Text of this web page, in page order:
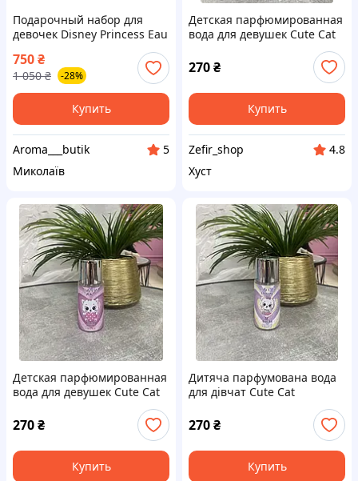
Подарочный набор для
девочек Disney Princess Eau
750₴
1 050 ₴ -28%
Купить
Aroma___butik
5
Миколаїв
Детская парфюмированная
вода для девушек Cute Cat
270₴
Купить
Zefir_shop
4.8
Хуст
Детская парфюмированная
вода для девушек Cute Cat
270₴
Купить
Дитяча парфумована вода
для дівчат Cute Cat
270₴
Купить